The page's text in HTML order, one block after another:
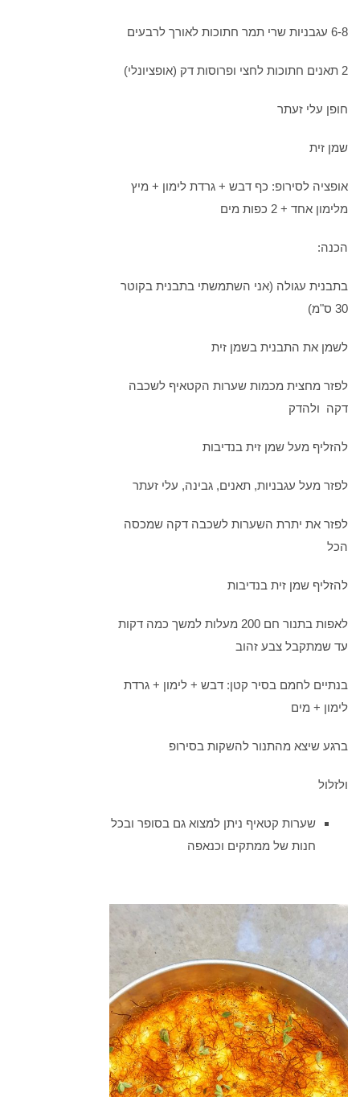
6-8 עגבניות שרי תמר חתוכות לאורך לרבעים
2 תאנים חתוכות לחצי ופרוסות דק (אופציונלי)
חופן עלי זעתר
שמן זית
אופציה לסירופ: כף דבש + גרדת לימון + מיץ
מלימון אחד + 2 כפות מים
הכנה:
בתבנית עגולה (אני השתמשתי בתבנית בקוטר
30 ס"מ)
לשמן את התבנית בשמן זית
לפזר מחצית מכמות שערות הקטאיף לשכבה
דקה ולהדק
להזליף מעל שמן זית בנדיבות
לפזר מעל עגבניות, תאנים, גבינה, עלי זעתר
לפזר את יתרת השערות לשכבה דקה שמכסה
הכל
להזליף שמן זית בנדיבות
לאפות בתנור חם 200 מעלות למשך כמה דקות
עד שמתקבל צבע זהוב
בנתיים לחמם בסיר קטן: דבש + לימון + גרדת
לימון + מים
ברגע שיצא מהתנור להשקות בסירופ
ולזלול
שערות קטאיף ניתן למצוא גם בסופר ובכל
חנות של ממתקים וכנאפה